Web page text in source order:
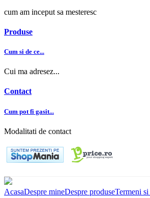
cum am inceput sa mesteresc
Produse
Cum si de ce...
Cui ma adresez...
Contact
Cum pot fi gasit...
Modalitati de contact
AcasaDespre mineDespre produseTermeni